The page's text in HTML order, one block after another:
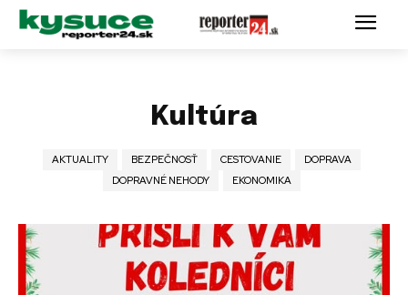
Kultúra
AKTUALITY BEZPEČNOSŤ CESTOVANIE
DOPRAVA
DOPRAVNÉ NEHODY
EKONOMIKA